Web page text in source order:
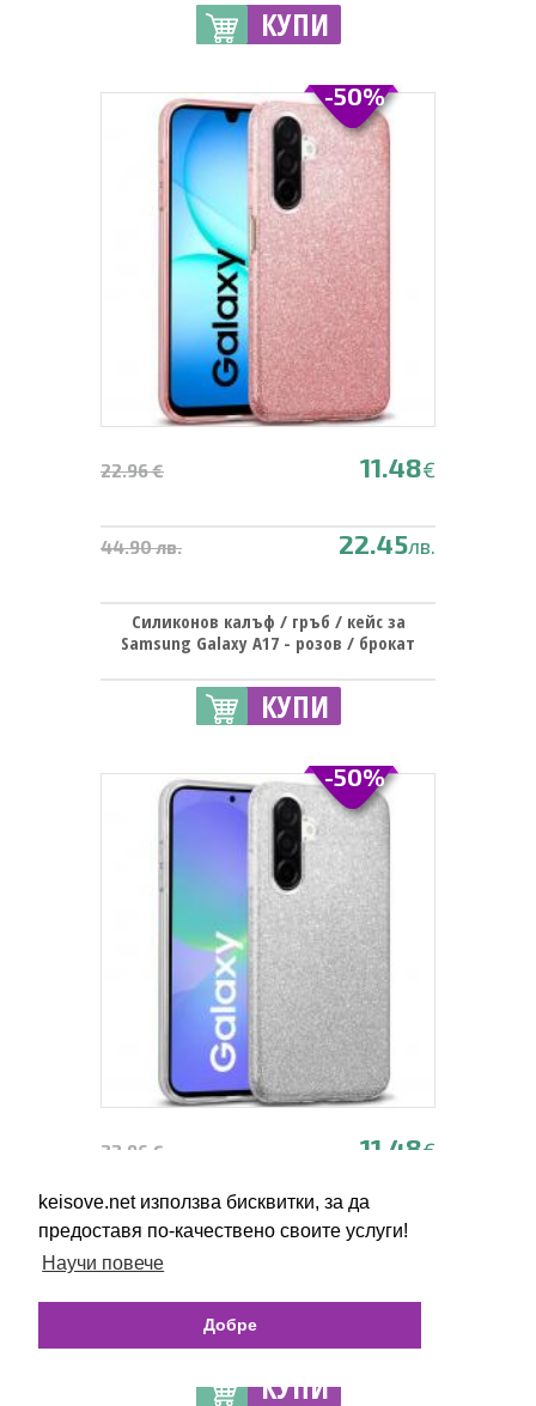
keisove.net използва бисквитки, за да
предоставя по-качествено своите услуги!
Научи повече
Добре
КУПИ
22.96 € 11.48€
44.90 лв. 22.45лв.
Силиконов калъф / гръб / кейс за
Samsung Galaxy A17 - розов / брокат
КУПИ
-50%
22.96 € 11.48€
44.90 лв. 22.45
Силиконов калъф / гръб / кейс за
Samsung Galaxy A17 - сребрист / брокат
КУПИ
-50%